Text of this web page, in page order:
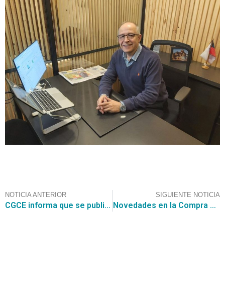
NOTICIA ANTERIOR
CGCE informa que se publica la Adjudicación del “Convenio Marco para el Suministro de Combustible 2239-3-LR24”
SIGUIENTE NOTICIA
Novedades en la Compra Pública Chilena